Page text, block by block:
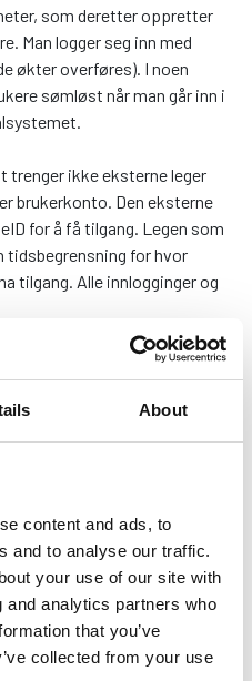
About
content and ads, to
and to analyse our traffic.
your use of our site with
analytics partners who
that you’ve
collected from your use
som deretter oppretter
Man logger seg inn med
økter overføres). I noen
sømløst når man går inn i
trenger ikke eksterne leger
brukerkonto. Den eksterne
for å få tilgang. Legen som
tidsbegrensning for hvor
tilgang. Alle innlogginger og
et svensk selskap med
i
undersøkelsene i tillegg i
med nye funksjoner. Ta
du har ønsker eller